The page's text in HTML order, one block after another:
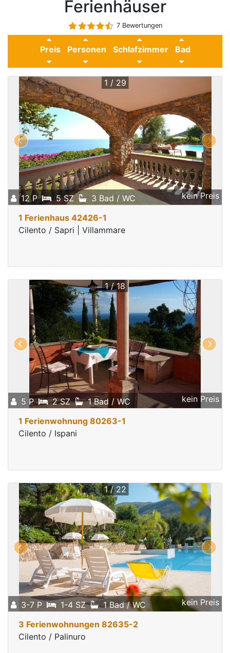
Ferienhäuser
7 Bewertungen
Preis Personen Schlafzimmer Bad
12 P 5 SZ 3 Bad / WC kein Preis
1 / 29
1 Ferienhaus 42426-1
Cilento / Sapri | Villammare
5 P 2 SZ 1 Bad / WC kein Preis
1 / 18
1 Ferienwohnung 80263-1
Cilento / Ispani
3-7 P 1-4 SZ 1 Bad / WC kein Preis
1 / 22
3 Ferienwohnungen 82635-2
Cilento / Palinuro